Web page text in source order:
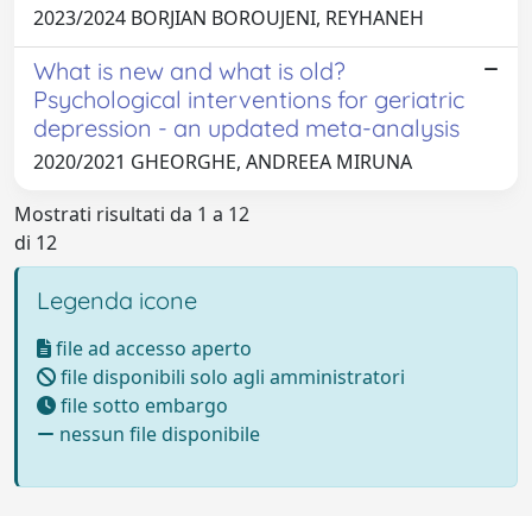
2023/2024 BORJIAN BOROUJENI, REYHANEH
What is new and what is old?
Psychological interventions for geriatric
depression - an updated meta-analysis
2020/2021 GHEORGHE, ANDREEA MIRUNA
Mostrati risultati da 1 a 12
di 12
Legenda icone
file ad accesso aperto
file disponibili solo agli amministratori
file sotto embargo
nessun file disponibile